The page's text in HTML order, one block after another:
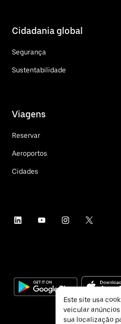
Cidadania global
Segurança
Sustentabilidade
Viagens
Reservar
Aeroportos
Cidades
Este site usa
veicular
sua localização